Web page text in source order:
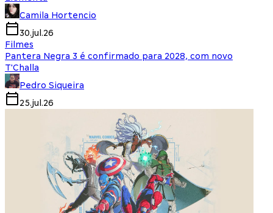
Camila Hortencio
30.jul.26
Filmes
Pantera Negra 3 é confirmado para 2028, com novo
T'Challa
Pedro Siqueira
25.jul.26